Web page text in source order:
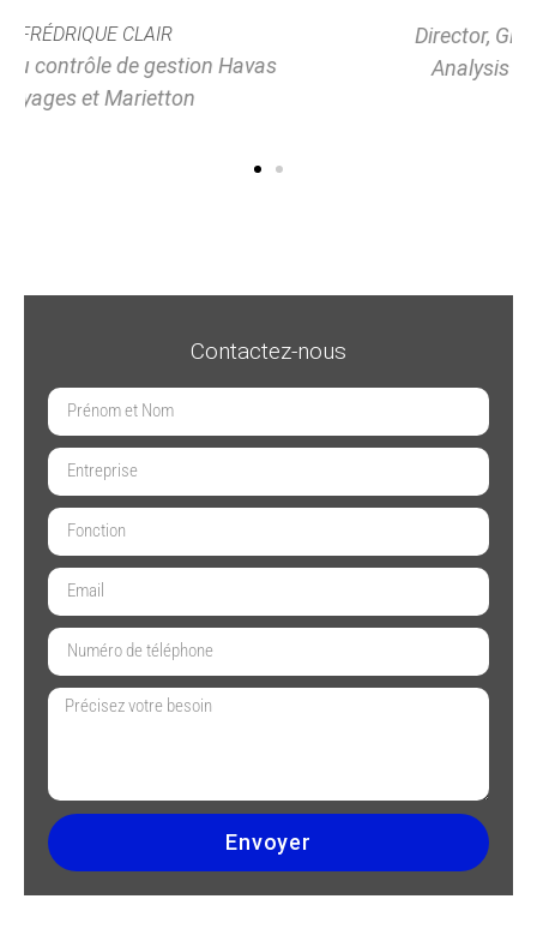
Director, Global Financial Planning and
Analysis at Carlson Wagonlit Travel
Contactez-nous
Envoyer